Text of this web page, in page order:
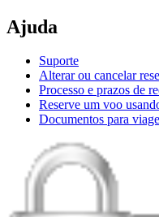
Ajuda
Suporte
Alterar ou cancelar
Processo e prazos de
Reserve um voo
Documentos para